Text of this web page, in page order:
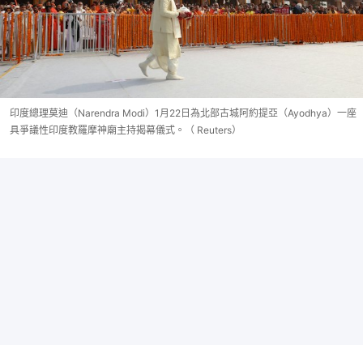
印度總理莫迪（Narendra Modi）1月22日為北部古城阿約提亞（Ayodhya）一座
具爭議性印度教羅摩神廟主持揭幕儀式。（ Reuters）